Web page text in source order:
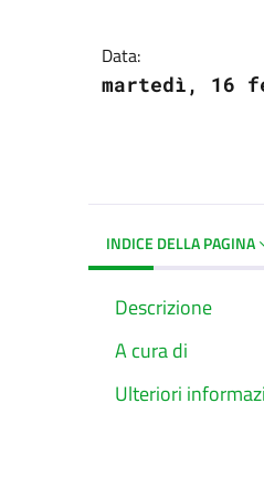
Data:
martedì, 16
INDICE DELLA PAGINA
Descrizione
A cura di
Ulteriori